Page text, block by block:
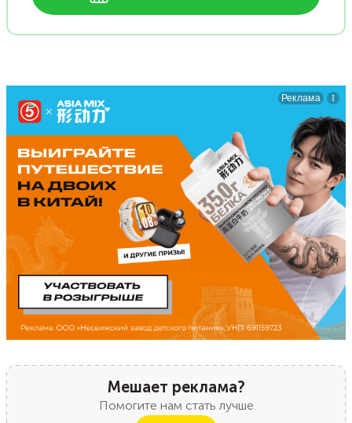
Мешает реклама?
Помогите нам стать лучше